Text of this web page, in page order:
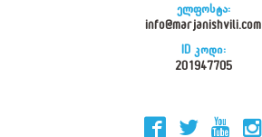
ელფოსტა:
info@marjanishvili.com
ID კოდი:
201947705